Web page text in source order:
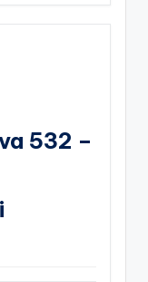
532 –